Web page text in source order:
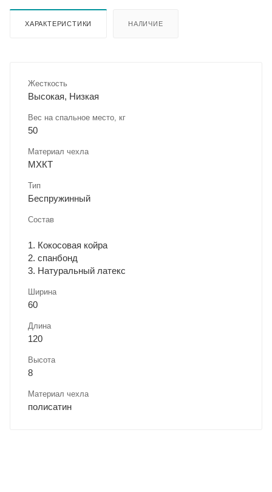
ХАРАКТЕРИСТИКИ НАЛИЧИЕ
Жесткость
Высокая, Низкая
Вес на спальное место, кг
50
Материал чехла
МХКТ
Тип
Беспружинный
Состав
1. Кокосовая койра
2. спанбонд
3. Натуральный латекс
Ширина
60
Длина
120
Высота
8
Материал чехла
полисатин